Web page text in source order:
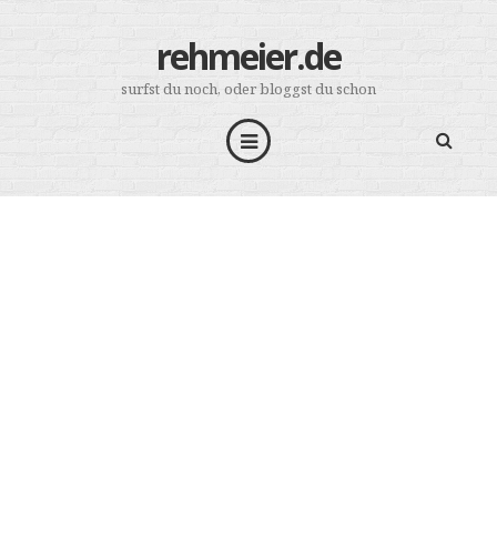
rehmeier.de
surfst du noch, oder bloggst du schon